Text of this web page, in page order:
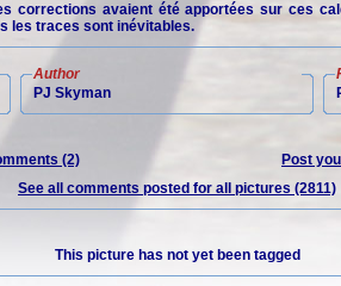
corrections avaient été apportées sur ces
les traces sont inévitables.
Author
PJ Skyman
(2)
Post
See all comments posted for all pictures (2811)
This picture has not yet been tagged